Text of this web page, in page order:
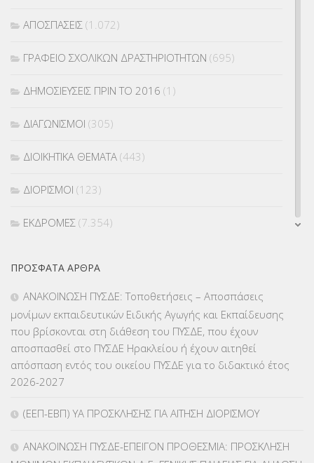
ΑΠΟΣΠΑΣΕΙΣ (1.072)
ΓΡΑΦΕΙΟ ΣΧΟΛΙΚΩΝ ΔΡΑΣΤΗΡΙΟΤΗΤΩΝ (695)
ΔΗΜΟΣΙΕΥΣΕΙΣ ΠΡΙΝ ΤΟ 2016 (1)
ΔΙΑΓΩΝΙΣΜΟΙ (305)
ΔΙΟΙΚΗΤΙΚΑ ΘΕΜΑΤΑ (443)
ΔΙΟΡΙΣΜΟΙ (123)
ΕΚΔΡΟΜΕΣ (7.354)
ΕΠΙΜΟΡΦΩΣΗ Τ.Π.Ε.(10)
ΕΥΡΩΠΑΪΚΑ ΠΡΟΓΡΑΜΜΑΤΑ(230)
ΚΕΣΥ(60)
ΚΕΣΥΠ(109)
ΚΠγ – ΚΡΑΤΙΚΟ ΠΙΣΤΟΠΟΙΗΤΙΚΟ ΓΛΩΣΣΟΜΑΘΕΙΑΣ(135)
ΠΡΌΣΦΑΤΑ ΆΡΘΡΑ
ΑΝΑΚΟΙΝΩΣΗ ΠΥΣΔΕ: Τοποθετήσεις – Αποσπάσεις
μονίμων εκπαιδευτικών Ειδικής Αγωγής και Εκπαίδευσης
που βρίσκονται στη διάθεση του ΠΥΣΔΕ, που έχουν
αποσπασθεί στο ΠΥΣΔΕ Ηρακλείου ή έχουν αιτηθεί
απόσπαση εντός του οικείου ΠΥΣΔΕ για το διδακτικό έτος
2026-2027
(ΕΕΠ-ΕΒΠ) ΥΑ ΠΡΟΣΚΛΗΣΗΣ ΓΙΑ ΑΙΤΗΣΗ ΔΙΟΡΙΣΜΟΥ
ΑΝΑΚΟΙΝΩΣΗ ΠΥΣΔΕ-ΕΠΕΙΓΟΝ ΠΡΟΘΕΣΜΙΑ: ΠΡΟΣΚΛΗΣΗ